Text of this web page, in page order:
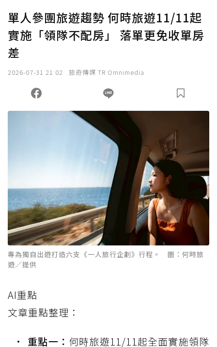
確認送出
您當前剩餘 U 利點數：0點；前往 購買點數
單人參團旅遊趨勢 何時旅遊11/11起
實施「領隊不配房」 落單更免收單房
差
2026-07-31 21:02 旅奇傳媒 TR Omnimedia
專為獨自出遊打造六支《一人旅行企劃》行程。 圖：何時旅
遊／提供
AI重點
文章重點整理：
重點一： 何時旅遊11/11起全面實施領隊